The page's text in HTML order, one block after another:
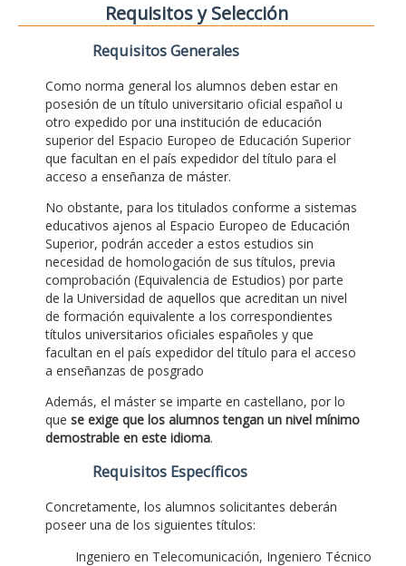
Requisitos y Selección
Requisitos Generales
Como norma general los alumnos deben estar en
posesión de un título universitario oficial español u
otro expedido por una institución de educación
superior del Espacio Europeo de Educación Superior
que facultan en el país expedidor del título para el
acceso a enseñanza de máster.
No obstante, para los titulados conforme a sistemas
educativos ajenos al Espacio Europeo de Educación
Superior, podrán acceder a estos estudios sin
necesidad de homologación de sus títulos, previa
comprobación (Equivalencia de Estudios) por parte
de la Universidad de aquellos que acreditan un nivel
de formación equivalente a los correspondientes
títulos universitarios oficiales españoles y que
facultan en el país expedidor del título para el acceso
a enseñanzas de posgrado
Además, el máster se imparte en castellano, por lo
que se exige que los alumnos tengan un nivel mínimo
demostrable en este idioma.
Requisitos Específicos
Concretamente, los alumnos solicitantes deberán
poseer una de los siguientes títulos:
Ingeniero en Telecomunicación, Ingeniero Técnico